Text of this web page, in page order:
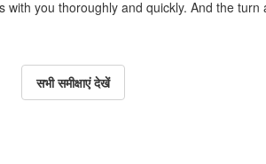
you thoroughly and quickly. And the
सभी समीक्षाएं देखें